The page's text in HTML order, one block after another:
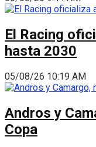
El Racing
hasta 2030
05/08/26 10:19 AM
Andros y
Copa